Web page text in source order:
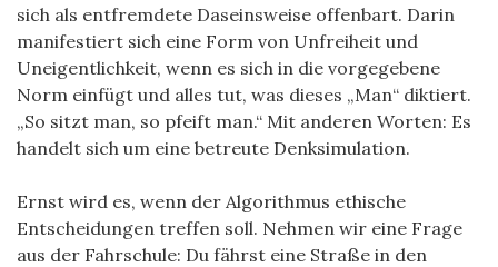
sich als entfremdete Daseinsweise offenbart. Darin
manifestiert sich eine Form von Unfreiheit und
Uneigentlichkeit, wenn es sich in die vorgegebene
Norm einfügt und alles tut, was dieses „Man“ diktiert.
„So sitzt man, so pfeift man.“ Mit anderen Worten: Es
handelt sich um eine betreute Denksimulation.
Ernst wird es, wenn der Algorithmus ethische
Entscheidungen treffen soll. Nehmen wir eine Frage
aus der Fahrschule: Du fährst eine Straße in den